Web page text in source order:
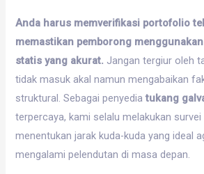
Anda harus memverifikasi portofolio
memastikan pemborong
statis yang akurat. Jangan tergiur oleh
tidak masuk akal namun mengabaikan
struktural. Sebagai penyediatukang
terpercaya, kami selalu melakukan
menentukan jarak kuda-kuda yang ideal
mengalami pelendutan di masa depan.